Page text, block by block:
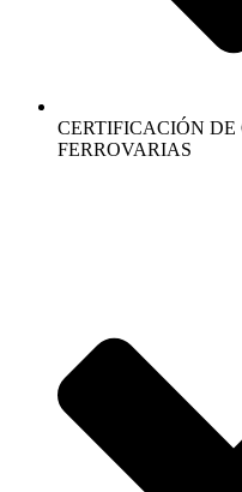
CERTIFICACIÓN
FERROVARIAS